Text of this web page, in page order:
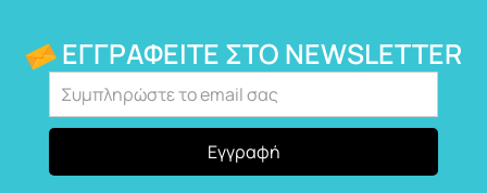
ΕΓΓΡΑΦΕΊΤΕ ΣΤΟ NEWSLETTER